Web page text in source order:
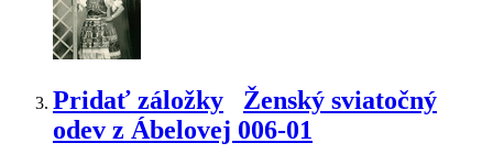
Pridať záložky
Ženský sviatočný
odev z Ábelovej 006-01